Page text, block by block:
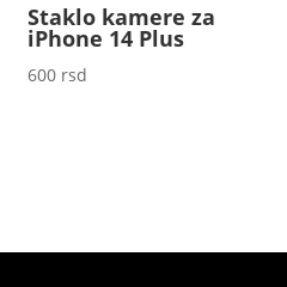
Staklo kamere za
iPhone 14 Plus
600 rsd